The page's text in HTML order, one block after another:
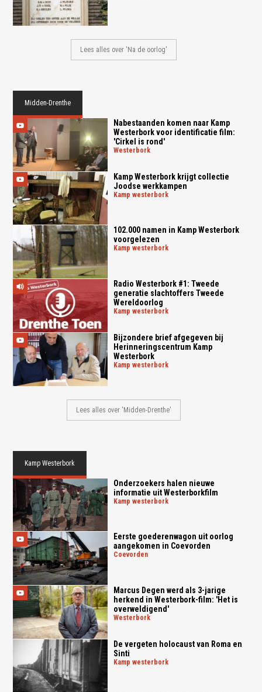
Lees alles over 'Na de oorlog'
Midden-Drenthe
Nabestaanden komen naar Kamp
Westerbork voor identificatie film:
'Cirkel is rond'
westerbork
Kamp Westerbork krijgt collectie
Joodse werkkampen
kamp westerbork
102.000 namen in Kamp Westerbork
voorgelezen
kamp westerbork
Radio Westerbork #1: Tweede
generatie slachtoffers Tweede
Wereldoorlog
kamp westerbork
Bijzondere brief afgegeven bij
Herinneringscentrum Kamp
Westerbork
kamp westerbork
Lees alles over 'Midden-Drenthe'
Kamp Westerbork
Onderzoekers halen nieuwe
informatie uit Westerborkfilm
kamp westerbork
Eerste goederenwagon uit oorlog
aangekomen in Coevorden
coevorden
Marcus Degen werd als 3-jarige
herkend in Westerbork-film: 'Het is
overweldigend'
westerbork
De vergeten holocaust van Roma en
Sinti
kamp westerbork